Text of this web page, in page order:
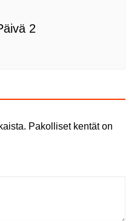
2
Pakolliset kentät on